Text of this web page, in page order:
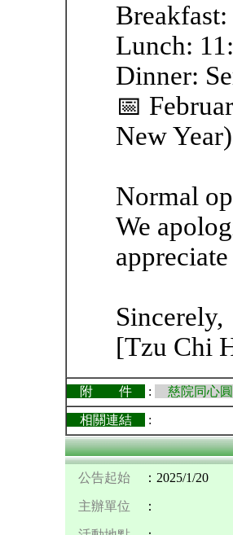
Breakfast:
Lunch:
Dinner:
📅
New Year)
Normal
We
Sincerely,
[Tzu Chi
附 件 : 慈院同心
相關連結 :
公告起始 ：2025/1/20
主辦單位 ：